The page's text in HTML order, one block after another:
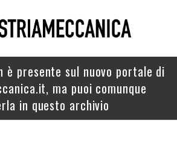
è presente sul nuovo portale di
ma puoi comunque
in questo archivio